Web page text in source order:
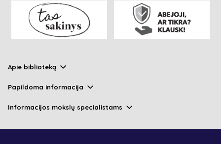
Apie biblioteką
Papildoma informacija
Informacijos mokslų specialistams